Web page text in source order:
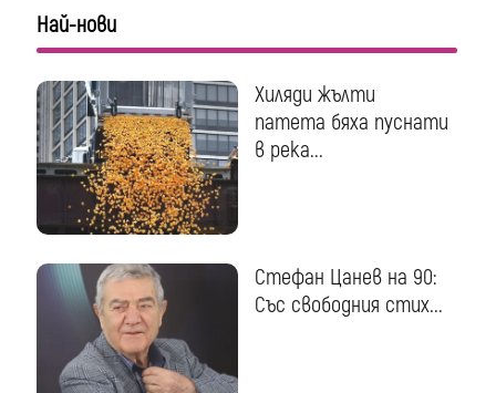
Най-нови
Хиляди жълти
патета бяха пуснати
в река...
Стефан Цанев на 90:
Със свободния стих...